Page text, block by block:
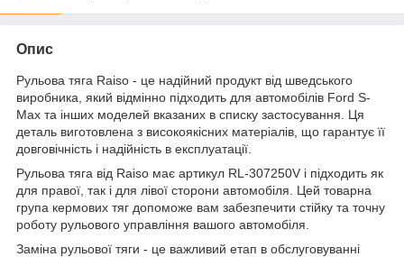
Опис
Рульова тяга Raiso - це надійний продукт від шведського
виробника, який відмінно підходить для автомобілів Ford S-
Max та інших моделей вказаних в списку застосування. Ця
деталь виготовлена з високоякісних матеріалів, що гарантує її
довговічність і надійність в експлуатації.
Рульова тяга від Raiso має артикул RL-307250V і підходить як
для правої, так і для лівої сторони автомобіля. Цей товарна
група кермових тяг допоможе вам забезпечити стійку та точну
роботу рульового управління вашого автомобіля.
Заміна рульової тяги - це важливий етап в обслуговуванні